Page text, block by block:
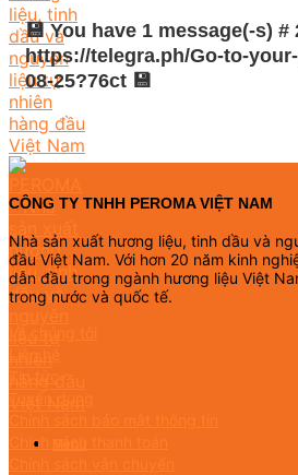
💾 You have 1 message(-s) #
https://telegra.ph/Go-to-
08-25?76ct 💾
CÔNG TY TNHH PEROMA VIỆT NAM
Nhà sản xuất hương liệu, tinh dầu và
đầu Việt Nam. Với hơn 20 năm kinh
dẫn đầu trong ngành hương liệu Việt
trong nước và quốc tế.
Chính sách thanh toán